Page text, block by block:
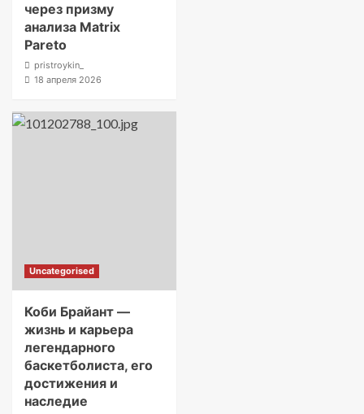
через призму
анализа Matrix
Pareto
pristroykin_
18 апреля 2026
Uncategorised
Коби Брайант —
жизнь и карьера
легендарного
баскетболиста, его
достижения и
наследие